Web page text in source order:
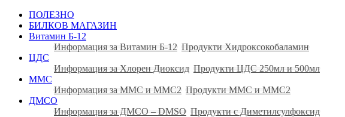
ПОЛЕЗНО
БИЛКОВ МАГАЗИН
Витамин Б-12
Информация за Витамин Б-12 Продукти Хидроксокобаламин
ЦДС
Информация за Хлорен Диоксид Продукти ЦДС 250мл и 500мл
ММС
Информация за ММС и ММС2 Продукти ММС и ММС2
ДМСО
Информация за ДМСО – DMSO Продукти с Диметилсулфоксид